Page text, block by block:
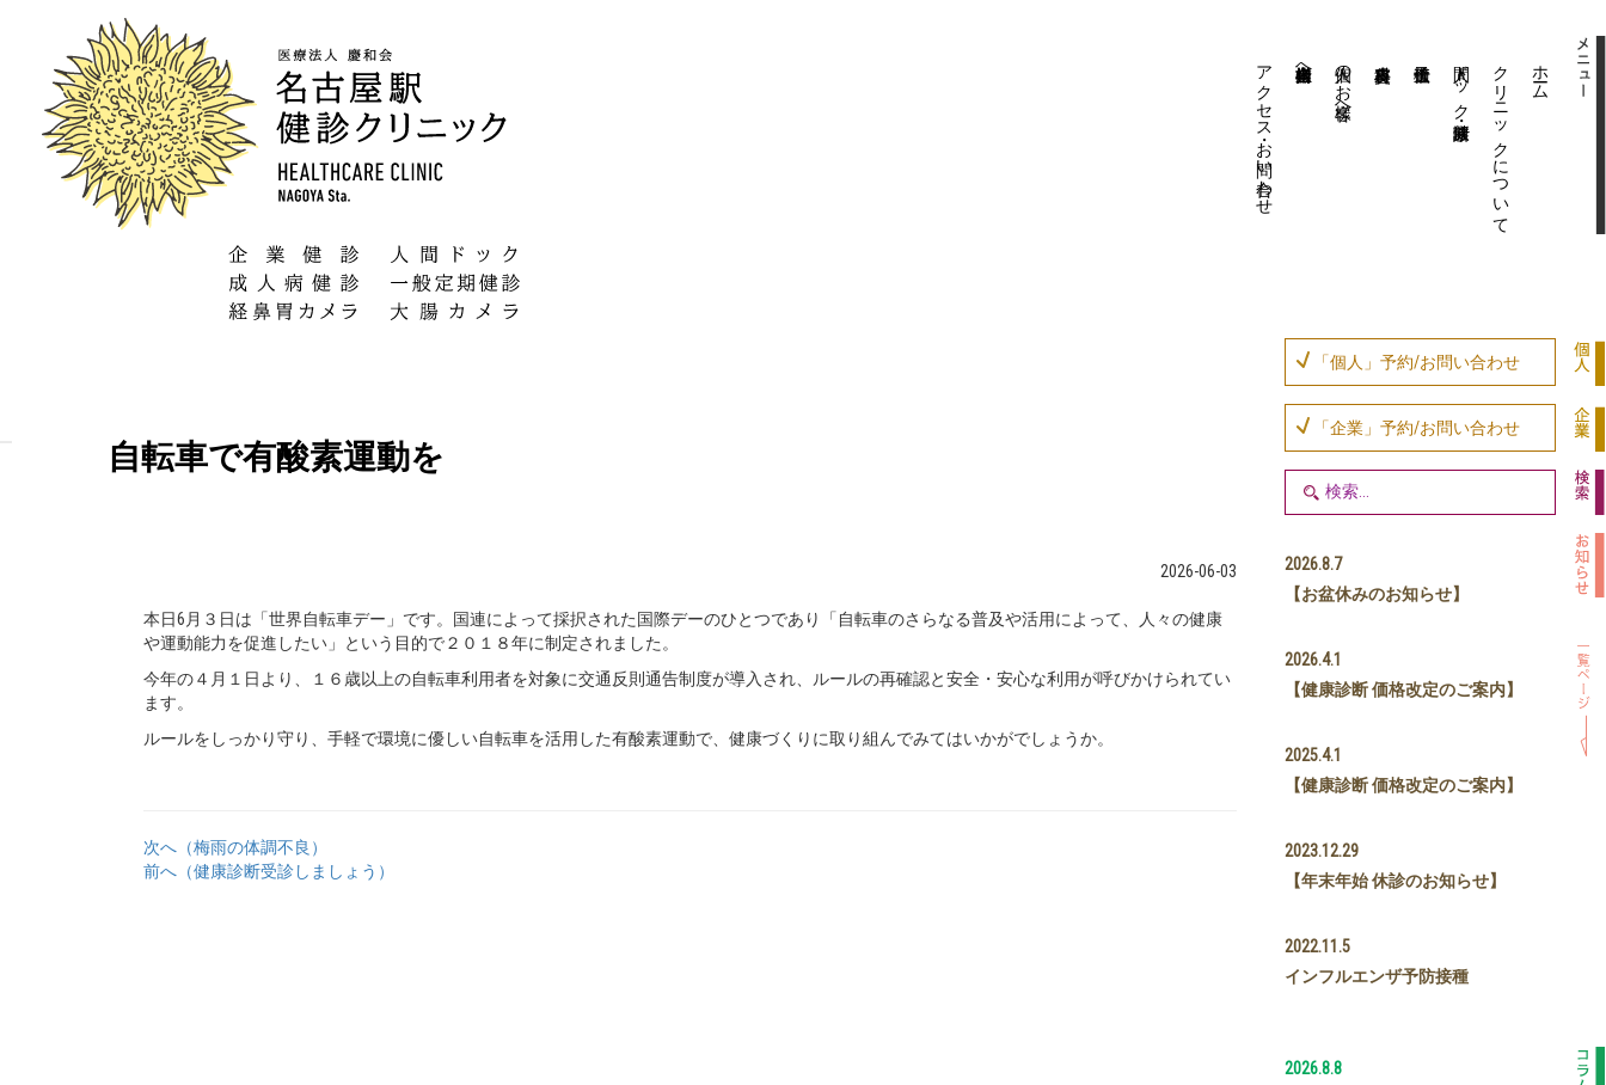
アクセス・お問い合わせ 企業内担当者様へ 個人のお客様へ 人間ドック・健康診断 クリニックについて ホーム
自転車で有酸素運動を
2026-06-03
本日6月３日は「世界自転車デー」です。国連によって採択された国際デーのひとつであり「自転車のさらなる普及や活用によって、人々の健康
や運動能力を促進したい」という目的で２０１８年に制定されました。
今年の４月１日より、１６歳以上の自転車利用者を対象に交通反則通告制度が導入され、ルールの再確認と安全・安心な利用が呼びかけられてい
ます。
ルールをしっかり守り、手軽で環境に優しい自転車を活用した有酸素運動で、健康づくりに取り組んでみてはいかがでしょうか。
次へ（梅雨の体調不良）
前へ（健康診断受診しましょう）
「個人」予約/お問い合わせ
「企業」予約/お問い合わせ
2026.8.7
【お盆休みのお知らせ】
2026.4.1
【健康診断 価格改定のご案内】
2025.4.1
【健康診断 価格改定のご案内】
2023.12.29
【年末年始 休診のお知らせ】
2022.11.5
インフルエンザ予防接種
2026.8.8